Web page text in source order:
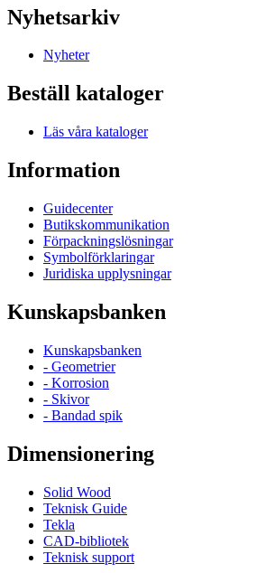
Nyhetsarkiv
Nyheter
Beställ kataloger
Läs våra kataloger
Information
Guidecenter
Butikskommunikation
Förpackningslösningar
Symbolförklaringar
Juridiska upplysningar
Kunskapsbanken
Kunskapsbanken
- Geometrier
- Korrosion
- Skivor
- Bandad spik
Dimensionering
Solid Wood
Teknisk Guide
Tekla
CAD-bibliotek
Teknisk support